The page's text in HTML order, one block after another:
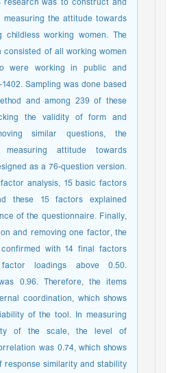
measuring the attitude towards
childless working women. The
consisted of all working women
were working in public and
Sampling was done based
and among 239 of these
the validity of form and
similar questions, the
measuring attitude towards
as a 76-question version.
analysis, 15 basic factors
these 15 factors explained
of the questionnaire. Finally,
and removing one factor, the
confirmed with 14 final factors
loadings above 0.50.
0.96. Therefore, the items
coordination, which shows
of the tool. In measuring
of the scale, the level of
was 0.74, which shows
response similarity and stability.